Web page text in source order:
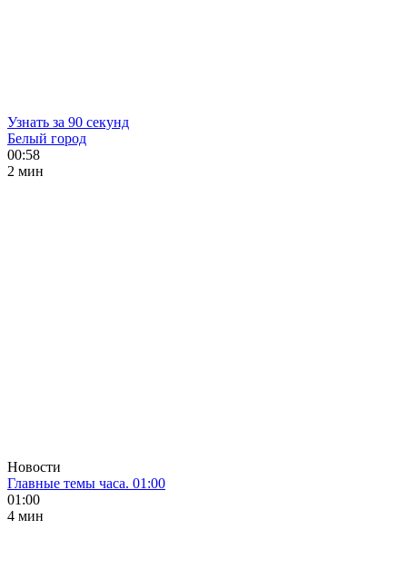
Узнать за 90 секунд
Белый город
00:58
2 мин
Новости
Главные темы часа. 01:00
01:00
4 мин